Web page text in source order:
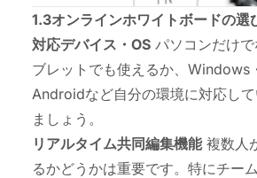
1.3オンラインホワイトボードの選
対応デバイス・OS パソコンだけ
ブレットでも使えるか、Windows
Androidなど自分の環境に対応し
ましょう。
リアルタイム共同編集機能複数人
るかどうかは重要です。特にチー